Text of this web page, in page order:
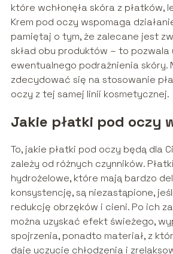
które wchłonęła skóra z płatków,
Krem pod oczy wspomaga
pamiętaj o tym, że zalecane jest
skład obu produktów – to pozwala
ewentualnego podrażnienia skóry.
zdecydować się na stosowanie
oczy z tej samej linii kosmetycznej.
Jakie płatki pod oczy
To, jakie płatki pod oczy będą dla
zależy od różnych czynników.
hydrożelowe, które mają bardzo
konsystencję, są niezastąpione,
redukcję obrzęków i cieni. Po ich
można uzyskać efekt świeżego,
spojrzenia, ponadto materiał, z
daje uczucie chłodzenia i